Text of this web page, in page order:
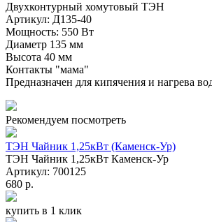
Двухконтурный хомутовый ТЭН
Артикул: Д135-40
Мощность: 550 Вт
Диаметр 135 мм
Высота 40 мм
Контакты "мама"
Предназначен для кипячения и нагрева
Рекомендуем посмотреть
ТЭН Чайник 1,25кВт (Каменск-Ур)
ТЭН Чайник 1,25кВт Каменск-Ур
Артикул: 700125
680 р.
купить в 1 клик